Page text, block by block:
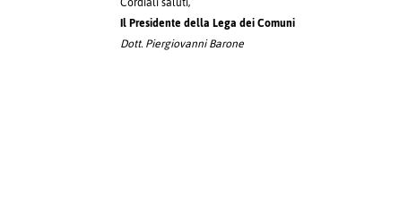
Il Presidente della Lega dei Comuni
Dott. Piergiovanni Barone